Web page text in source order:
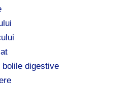
bolile digestive